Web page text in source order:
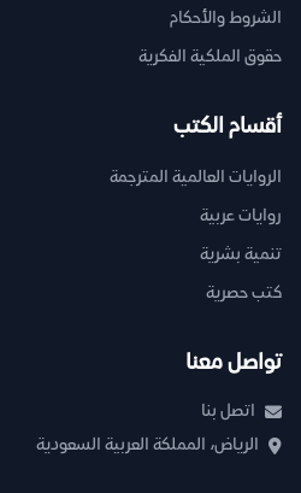
الشروط والأحكام
حقوق الملكية الفكرية
أقسام الكتب
الروايات العالمية المترجمة
روايات عربية
تنمية بشرية
كتب حصرية
تواصل معنا
اتصل بنا
الرياض، المملكة العربية السعودية